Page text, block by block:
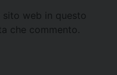
sito web in questo
che commento.